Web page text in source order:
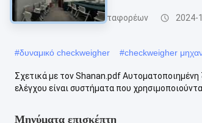
Ελεγκτής βάρους μεταφορέων 2024-
#δυναμικό checkweigher #checkweigher
Σχετικά με τον Shanan.pdf
ελέγχου είναι συστήματα που
Μηνύματα επισκέπτη